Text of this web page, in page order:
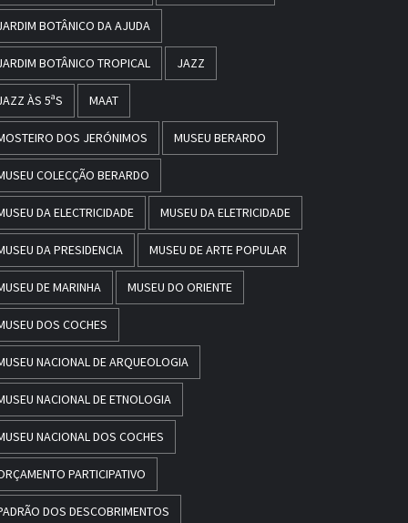
BOTÂNICO DA AJUDA
BOTÂNICO TROPICAL JAZZ
ÀS 5ªS MAAT
DOS JERÓNIMOS MUSEU BERARDO
COLECÇÃO BERARDO
DA ELECTRICIDADE MUSEU DA ELETRICIDADE
DA PRESIDENCIA MUSEU DE ARTE POPULAR
DE MARINHA MUSEU DO ORIENTE
DOS COCHES
NACIONAL DE ARQUEOLOGIA
NACIONAL DE ETNOLOGIA
NACIONAL DOS COCHES
PARTICIPATIVO
DOS DESCOBRIMENTOS